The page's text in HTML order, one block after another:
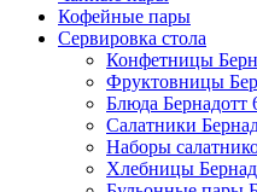
Кофейные пары
Сервировка стола
Конфетницы
Фруктовницы
Блюда Бернадотт
Салатники
Наборы
Хлебницы